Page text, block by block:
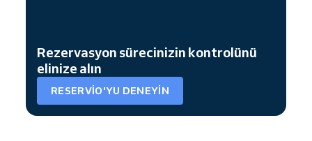
Rezervasyon sürecinizin kontrolünü
elinize alın
RESERVIO'YU DENEYIN